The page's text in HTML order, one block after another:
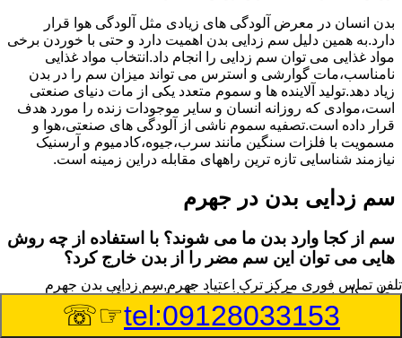
بدن انسان در معرض آلودگی های زیادی مثل آلودگی هوا قرار
دارد.به همین دلیل سم زدایی بدن اهمیت دارد و حتی با خوردن برخی
مواد غذایی می توان سم زدایی را انجام داد.انتخاب مواد غذایی
نامناسب،مات گوارشی و استرس می تواند میزان سم را در بدن
زیاد دهد.تولید آلاینده ها و سموم متعدد یکی از مات دنیای صنعتی
است،موادی که روزانه انسان و سایر موجودات زنده را مورد هدف
قرار داده است.تصفیه سموم ناشی از آلودگی های صنعتی،هوا و
مسمویت با فلزات سنگین مانند سرب،جیوه،کادمیوم و آرسنیک
نیازمند شناسایی تازه ترین راههای مقابله دراین زمینه است.
سم زدایی بدن در جهرم
سم از کجا وارد بدن ما می شوند؟ با استفاده از چه روش
هایی می توان این سم مضر را از بدن خارج کرد؟
بطور کلی سم موجود در بدن به دو گروه عمده تقسیم می
شوند.بخش بزرگی از این سموم مثل مواد به جا مانده از سموم
گیاهی و آفت کش ها،فلزات سنگین ناشی از آلودگی هوا،انواع
تلفن تماس فوری مرکز ترک اعتیاد جهرم,سم زدایی بدن جهرم
tel:09128033153
☞☏